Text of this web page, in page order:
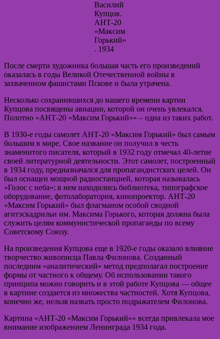
Василий
Купцов.
АНТ-20
«Максим
Горький»
. 1934
После смерти художника большая часть его произведений
оказалась в годы Великой Отечественной войны в
захваченном фашистами Пскове и была утрачена.
Несколько сохранившихся до нашего времени картин
Купцова посвящены авиации, которой он очень увлекался.
Полотно «АНТ-20 «Максим Горький»» – одна из таких работ.
В 1930-е годы самолет АНТ-20 «Максим Горький» был самым
большим в мире. Свое название он получил в честь
знаменитого писателя, который в 1932 году отмечал 40-летие
своей литературной деятельности. Этот самолет, построенный
в 1934 году, предназначался для пропагандистских целей. Он
был оснащен мощной радиостанцией, которая называлась
«Голос с неба»; в нем находились библиотека, типографское
оборудование, фотолаборатория, кинопроектор. АНТ-20
«Максим Горький» был флагманом особой сводной
агитэскадрильи им. Максима Горького, которая должна была
служить целям коммунистической пропаганды по всему
Советскому Союзу.
На произведения Купцова еще в 1920-е годы оказало влияние
творчество живописца Павла Филонова. Созданный
последним «аналитический» метод предполагал построение
формы от частного к общему. Об использовании такого
принципа можно говорить и в этой работе Купцова — общее
в картине создается из множества частностей. Хотя Купцова,
конечно же, нельзя назвать просто подражателем Филонова.
Картина «АНТ-20 «Максим Горький»» всегда привлекала мое
внимание изображением Ленинграда 1934 года.